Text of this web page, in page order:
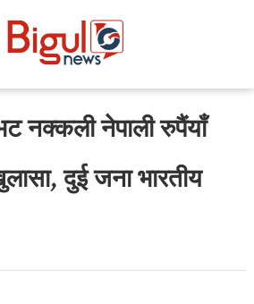
नक्कली नेपाली रुपैंयाँ
दुई जना भारतीय